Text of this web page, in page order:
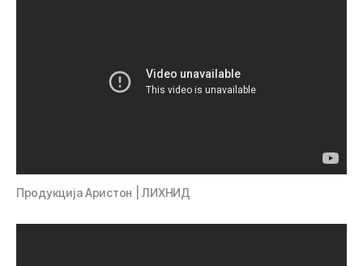
Продукција Аристон | ЛИХНИД